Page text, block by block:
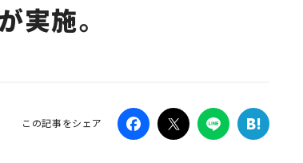
実施。
この記事をシェア